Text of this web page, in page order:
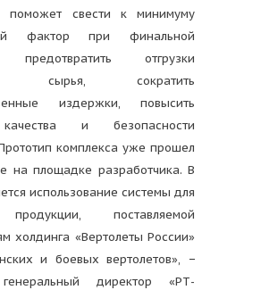
поможет свести к минимуму
фактор при финальной
предотвратить отгрузки
сырья, сократить
издержки, повысить
и безопасности
комплекса уже прошел
на площадке разработчика. В
использование системы для
поставляемой
холдинга «Вертолеты России»
и боевых вертолетов», −
директор «РТ-